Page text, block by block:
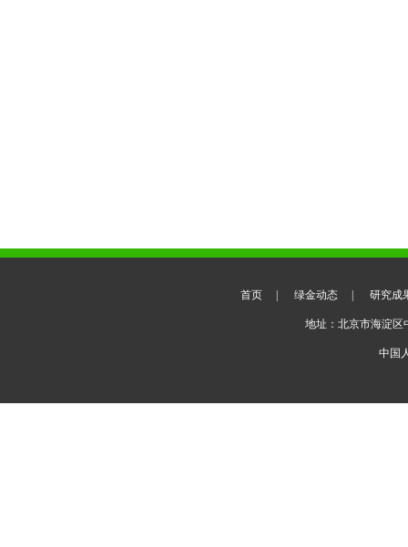
首页 |绿金动态 |研究成
地址：北京市海淀区
中国